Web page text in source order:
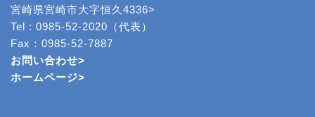
宮崎県宮崎市大字恒久4336>
Tel : 0985-52-2020（代表）
Fax：0985-52-7887
お問い合わせ>
ホームページ>